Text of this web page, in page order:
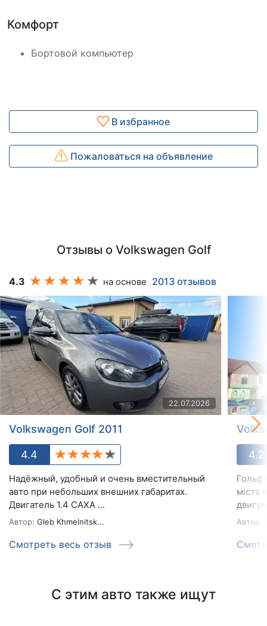
Комфорт
Бортовой компьютер
В избранное
Пожаловаться на объявление
Отзывы о Volkswagen Golf
4.3 на основе 2013 отзывов
22.07.2026
Volkswagen Golf 2011
4.4
Надёжный, удобный и очень вместительный
авто при небольших внешних габаритах.
Двигатель 1.4 САХА ...
Автор: Gleb Khmelnitsk...
Смотреть весь отзыв
4.2
Гольф
міста
Автор:
С этим авто также ищут